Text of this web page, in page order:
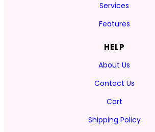
Services
Features
HELP
About Us
Contact Us
Cart
Shipping Policy